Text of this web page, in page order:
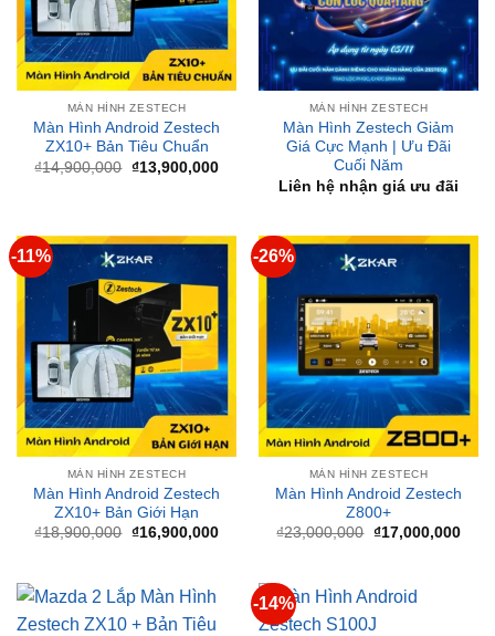
MÀN HÌNH ZESTECH
Màn Hình Android Zestech
ZX10+ Bản Tiêu Chuẩn
14,900,000 Giá
gốc
là:
₫14,900,000.
₫13,900,000
hiện
tại
₫13,900,000.
MÀN HÌNH ZESTECH
Màn Hình Zestech Giảm
Giá Cực Mạnh | Ưu Đãi
Cuối Năm
Liên hệ nhận giá ưu đãi
MÀN HÌNH ZESTECH
Màn Hình Android Zestech
ZX10+ Bản Giới Hạn
18,900,000 Giá
gốc
là:
₫18,900,000.
₫16,900,000
hiện
tại
₫16,900,000.
MÀN HÌNH ZESTECH
Màn Hình Android Zestech
Z800+
23,000,000 Giá
gốc
là:
₫23,000,000.
₫17,000,000
hiện
tại
DỰ ÁN ĐÃ TRIỂN KHAI
MÀN HÌNH ZESTECH
Màn Hình Android Zestech